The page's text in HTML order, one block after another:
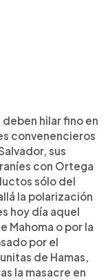
hilar fino en
convenencieros
sus
con Ortega
sólo del
la polarización
hoy día aquel
Mahoma o por la
por el
de Hamas,
la masacre en